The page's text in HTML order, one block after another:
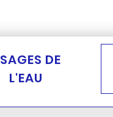
DE
L'EAU